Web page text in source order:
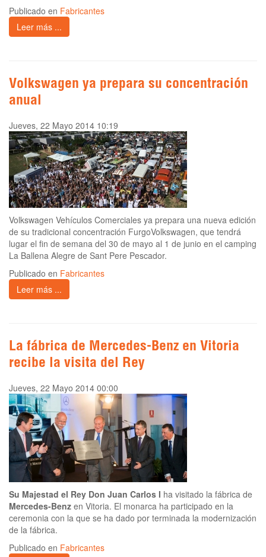
Publicado en Fabricantes
Leer más ...
Volkswagen ya prepara su concentración
anual
Jueves, 22 Mayo 2014 10:19
Volkswagen Vehículos Comerciales ya prepara una nueva edición
de su tradicional concentración FurgoVolkswagen, que tendrá
lugar el fin de semana del 30 de mayo al 1 de junio en el camping
La Ballena Alegre de Sant Pere Pescador.
Publicado en Fabricantes
Leer más ...
La fábrica de Mercedes-Benz en Vitoria
recibe la visita del Rey
Jueves, 22 Mayo 2014 00:00
Su Majestad el Rey Don Juan Carlos I ha visitado la fábrica de
Mercedes-Benz en Vitoria. El monarca ha participado en la
ceremonia con la que se ha dado por terminada la modernización
de la fábrica.
Publicado en Fabricantes